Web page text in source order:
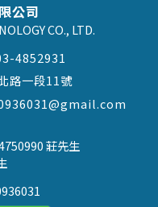
公司
CO., LTD.
4852931
路一段11號
莊先生